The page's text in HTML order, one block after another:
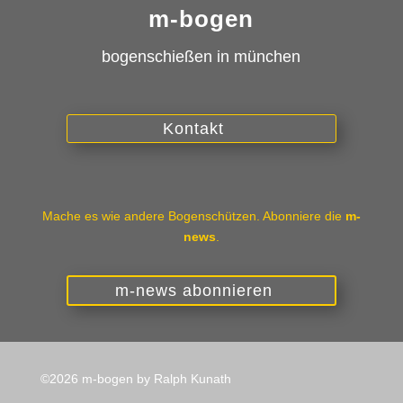
m-bogen
bogenschießen in münchen
Kontakt
Mache es wie andere Bogenschützen. Abonniere die m-
news.
m-news abonnieren
©2026 m-bogen by Ralph Kunath